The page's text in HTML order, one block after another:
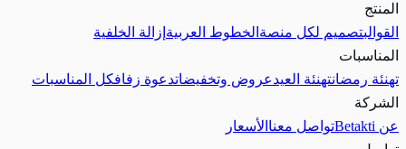
المنتج
القوالبتصميم لكل منصة الخطوط العربية إزالة الخلفية
المناسبات
تهنئة رمضانتهنئة العيدعروض وتخفيضاتدعوة زفافكل المناسبات
الشركة
عن Betakti
تواصل معنا الأسعار